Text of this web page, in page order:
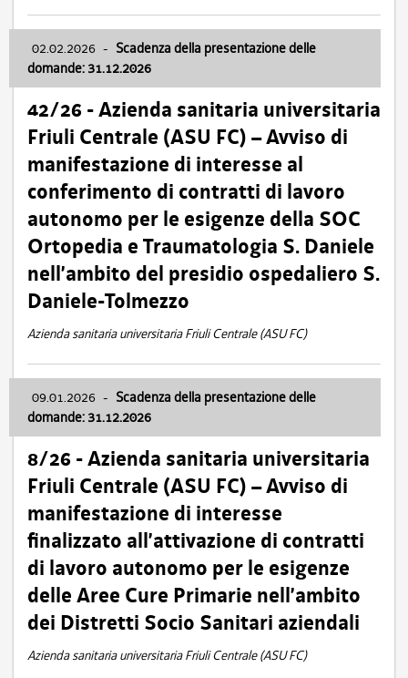
02.02.2026 - Scadenza della presentazione delle
domande: 31.12.2026
42/26 - Azienda sanitaria universitaria
Friuli Centrale (ASU FC) – Avviso di
manifestazione di interesse al
conferimento di contratti di lavoro
autonomo per le esigenze della SOC
Ortopedia e Traumatologia S. Daniele
nell’ambito del presidio ospedaliero S.
Daniele-Tolmezzo
Azienda sanitaria universitaria Friuli Centrale (ASU FC)
09.01.2026 - Scadenza della presentazione delle
domande: 31.12.2026
8/26 - Azienda sanitaria universitaria
Friuli Centrale (ASU FC) – Avviso di
manifestazione di interesse
finalizzato all’attivazione di contratti
di lavoro autonomo per le esigenze
delle Aree Cure Primarie nell’ambito
dei Distretti Socio Sanitari aziendali
Azienda sanitaria universitaria Friuli Centrale (ASU FC)